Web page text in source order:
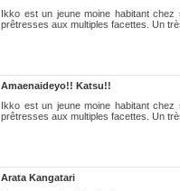
Ikko est un jeune moine habitant
prêtresses aux multiples facettes. Un
Amaenaideyo!! Katsu!!
Ikko est un jeune moine habitant
prêtresses aux multiples facettes. Un
Arata Kangatari